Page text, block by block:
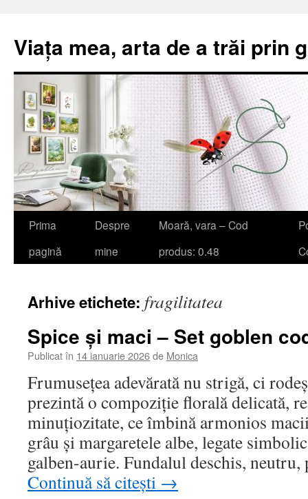
Viața mea, arta de a trăi prin
Sari
Prima
pagină
Despre
mine
Moară, vara – Cod
produs: 0.48
Arhive etichete: fragilitatea
Spice și maci – Set goblen
Publicat în 14 ianuarie 2026de Monica
Frumusețea adevărată nu strigă, ci
prezintă o compoziție florală delicată,
minuțiozitate, ce îmbină armonios
grâu și margaretele albe, legate
galben-aurie. Fundalul deschis,
Continuă să citești →